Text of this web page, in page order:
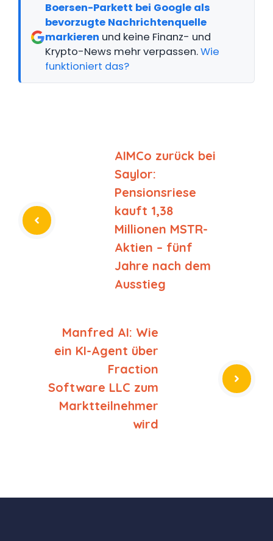
Boersen-Parkett bei Google als
bevorzugte Nachrichtenquelle
markieren und keine Finanz- und
Krypto-News mehr verpassen.Wie
funktioniert das?
AIMCo zurück bei
Saylor:
Pensionsriese
kauft 1,38
Millionen MSTR-
Aktien – fünf
Jahre nach dem
Ausstieg
Manfred AI: Wie
ein KI-Agent über
Fraction
Software LLC zum
Marktteilnehmer
wird